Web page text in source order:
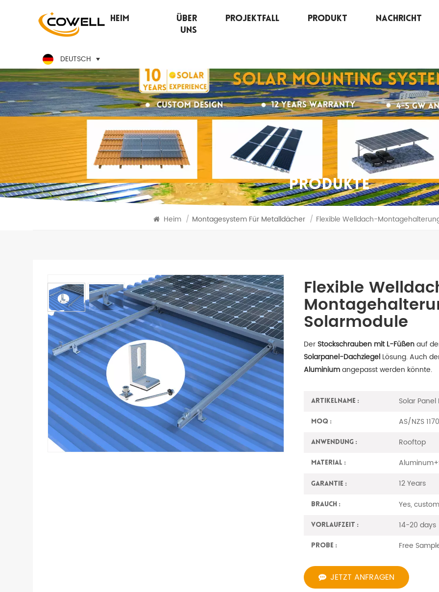
Heim
Über
Uns
Projektfall Produkt Nachricht
DEUTSCH
PRODUKTE
Heim / Montagesystem Für Metalldächer / Flexible Welldach-
Flexible
Solarmodule
DerStockschrauben mit L-Füßenauf
Solarpanel-Dachziegel Lösung. Auch
Aluminiumangepasst werden könnte.
Artikelname : Solar
MOQ : AS/NZS
Anwendung : Rooftop
Material :
Garantie : 12 Years
Brauch : Yes,
Vorlaufzeit : 14-20 days
Probe : Free
JETZT ANFRAGEN